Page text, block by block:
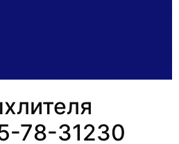
78-31230